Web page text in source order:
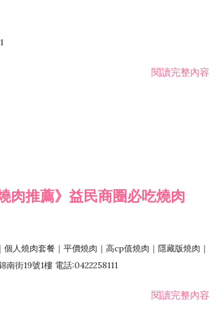
閱讀完整內容
肉推薦》益民商圈必吃燒肉
人燒肉套餐｜平價燒肉｜高cp值燒肉｜隱藏版燒肉｜
街19號1樓 電話:0422258111
閱讀完整內容